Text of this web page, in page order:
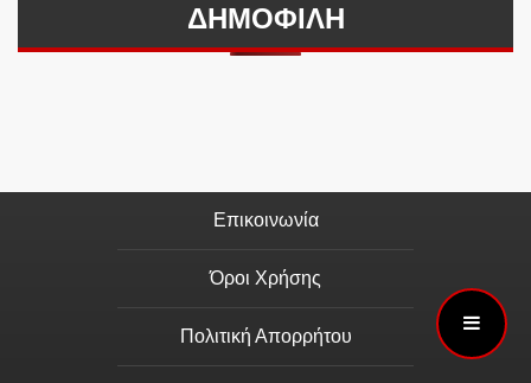
ΔΗΜΟΦΙΛΗ
Επικοινωνία
Όροι Χρήσης
Πολιτική Απορρήτου